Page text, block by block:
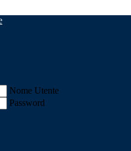
Nome Utente
Password